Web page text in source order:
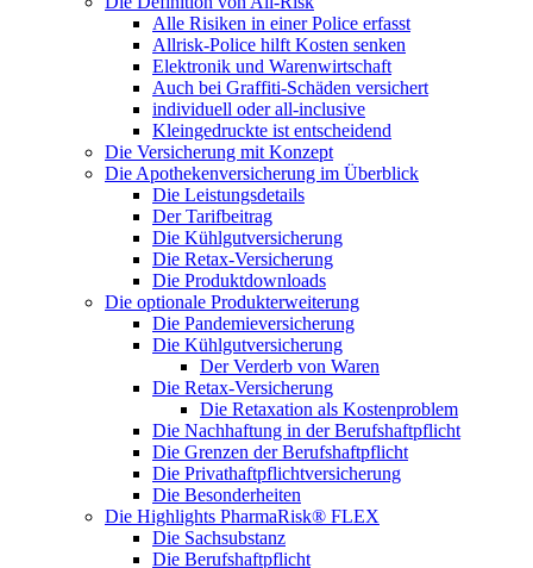
Alle Risiken in einer Police erfasst
Allrisk-Police hilft Kosten senken
Elektronik und Warenwirtschaft
Auch bei Graffiti-Schäden versichert
individuell oder all-inclusive
Kleingedruckte ist entscheidend
Die Versicherung mit Konzept
Die Apothekenversicherung im Überblick
Die Leistungsdetails
Der Tarifbeitrag
Die Kühlgutversicherung
Die Retax-Versicherung
Die Produktdownloads
Die optionale Produkterweiterung
Die Pandemieversicherung
Die Kühlgutversicherung
Der Verderb von Waren
Die Retax-Versicherung
Die Retaxation als Kostenproblem
Die Nachhaftung in der Berufshaftpflicht
Die Grenzen der Berufshaftpflicht
Die Privathaftpflichtversicherung
Die Besonderheiten
Die Highlights PharmaRisk® FLEX
Die Sachsubstanz
Die Berufshaftpflicht